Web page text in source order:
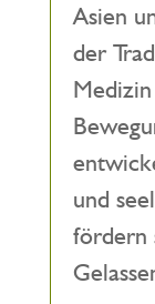
Asien
der
und
fördern